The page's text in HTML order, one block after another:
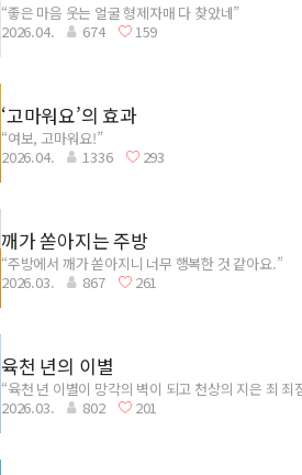
“좋은 마음 웃는 얼굴 형제자매 다 찾았네”
2026.04.
674 159
‘고마워요’의 효과
“여보, 고마워요!”
2026.04.
1336 293
깨가 쏟아지는 주방
“주방에서 깨가 쏟아지니 너무 행복한 것 같아요.”
2026.03.
867 261
육천 년의 이별
“육천 년 이별이 망각의 벽이 되고 천상의 지은 죄
2026.03.
802 201